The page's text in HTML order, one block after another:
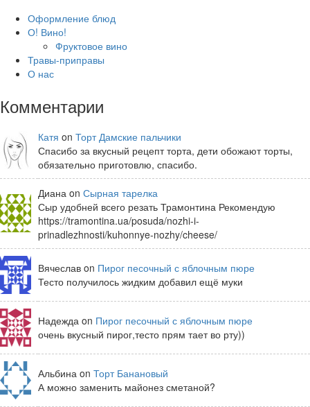
Оформление блюд
О! Вино!
Фруктовое вино
Травы-приправы
О нас
Комментарии
Катя on Торт Дамские пальчики
Спасибо за вкусный рецепт торта, дети обожают торты,
обязательно приготовлю, спасибо.
Диана on Сырная тарелка
Сыр удобней всего резать Трамонтина Рекомендую
https://tramontina.ua/posuda/nozhi-i-
prinadlezhnosti/kuhonnye-nozhy/cheese/
Вячеслав on Пирог песочный с яблочным пюре
Тесто получилось жидким добавил ещё муки
Надежда on Пирог песочный с яблочным пюре
очень вкусный пирог,тесто прям тает во рту))
Альбина on Торт Банановый
А можно заменить майонез сметаной?